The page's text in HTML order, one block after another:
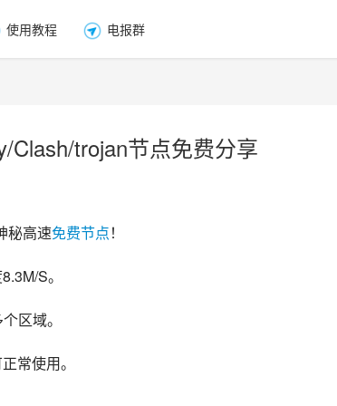
使用教程 电报群
Clash/trojan节点免费分享
秘高速免费节点！
S。
区域。
常使用。